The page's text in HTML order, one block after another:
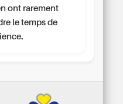
ont rarement
le temps de